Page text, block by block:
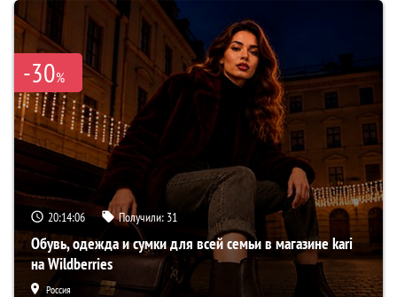
-30%
20:14:05 Получили: 31
Обувь, одежда и сумки для всей семьи в магазине kari
на Wildberries
Россия